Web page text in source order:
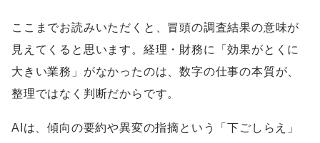
ここまでお読みいただくと、冒頭の調査結果の意味が
見えてくると思います。経理・財務に「効果がとくに
大きい業務」がなかったのは、数字の仕事の本質が、
整理ではなく判断だからです。
AIは、傾向の要約や異変の指摘という「下ごしらえ」